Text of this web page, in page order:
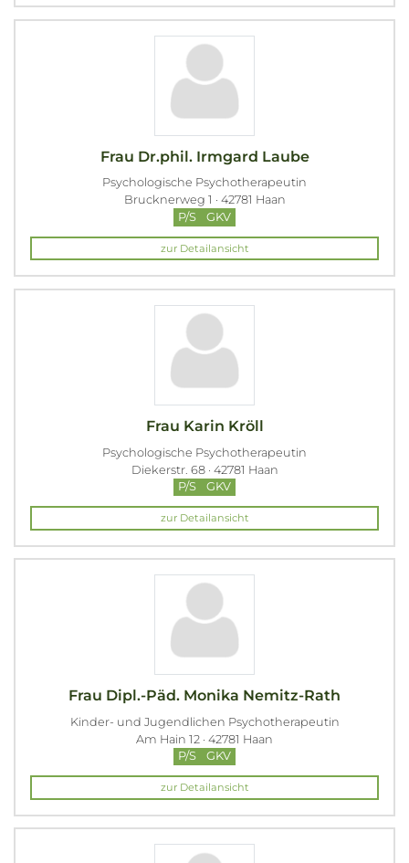
Frau Dr.phil. Irmgard Laube
Psychologische Psychotherapeutin
Brucknerweg 1 · 42781 Haan
P/S
GKV
zur Detailansicht
Frau Karin Kröll
Psychologische Psychotherapeutin
Diekerstr. 68 · 42781 Haan
P/S
GKV
zur Detailansicht
Frau Dipl.-Päd. Monika Nemitz-Rath
Kinder- und Jugendlichen Psychotherapeutin
Am Hain 12 · 42781 Haan
P/S
GKV
zur Detailansicht